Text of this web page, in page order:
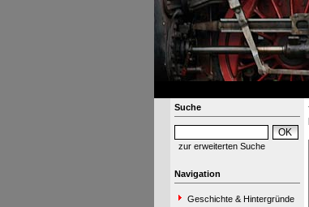
Suche
zur erweiterten Suche
Navigation
Geschichte & Hintergründe